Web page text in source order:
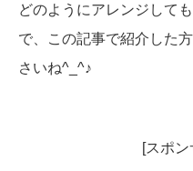
どのようにアレンジして
で、この記事で紹介した
さいね^_^♪
[スポ